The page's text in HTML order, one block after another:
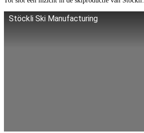
Stöckli Ski Manufacturing